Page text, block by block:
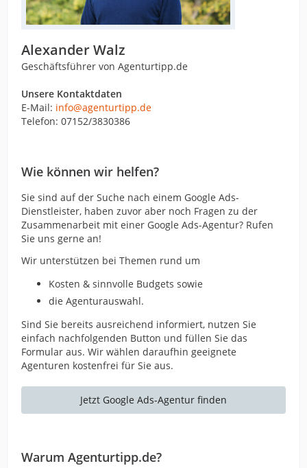
Alexander Walz
Geschäftsführer von Agenturtipp.de
Unsere Kontaktdaten
E-Mail: info@agenturtipp.de
Telefon: 07152/3830386
Wie können wir helfen?
Sie sind auf der Suche nach einem Google Ads-
Dienstleister, haben zuvor aber noch Fragen zu der
Zusammenarbeit mit einer Google Ads-Agentur? Rufen
Sie uns gerne an!
Wir unterstützen bei Themen rund um
Kosten & sinnvolle Budgets sowie
die Agenturauswahl.
Sind Sie bereits ausreichend informiert, nutzen Sie
einfach nachfolgenden Button und füllen Sie das
Formular aus. Wir wählen daraufhin geeignete
Agenturen kostenfrei für Sie aus.
Jetzt Google Ads-Agentur finden
Warum Agenturtipp.de?